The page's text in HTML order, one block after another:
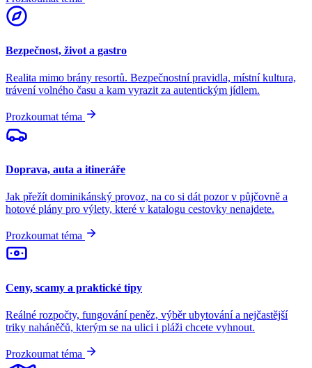
Bezpečnost, život a gastro
Realita mimo brány resortů. Bezpečnostní pravidla, místní kultura,
trávení volného času a kam vyrazit za autentickým jídlem.
Prozkoumat téma
Doprava, auta a itineráře
Jak přežít dominikánský provoz, na co si dát pozor v půjčovně a
hotové plány pro výlety, které v katalogu cestovky nenajdete.
Prozkoumat téma
Ceny, scamy a praktické tipy
Reálné rozpočty, fungování peněz, výběr ubytování a nejčastější
triky naháněčů, kterým se na ulici i pláži chcete vyhnout.
Prozkoumat téma